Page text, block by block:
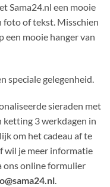
Sama24.nl een mooie
foto of tekst. Misschien
een mooie hanger van
speciale gelegenheid.
sieraden met
ketting 3 werkdagen in
om het cadeau af te
wil je meer informatie
ons online formulier
.